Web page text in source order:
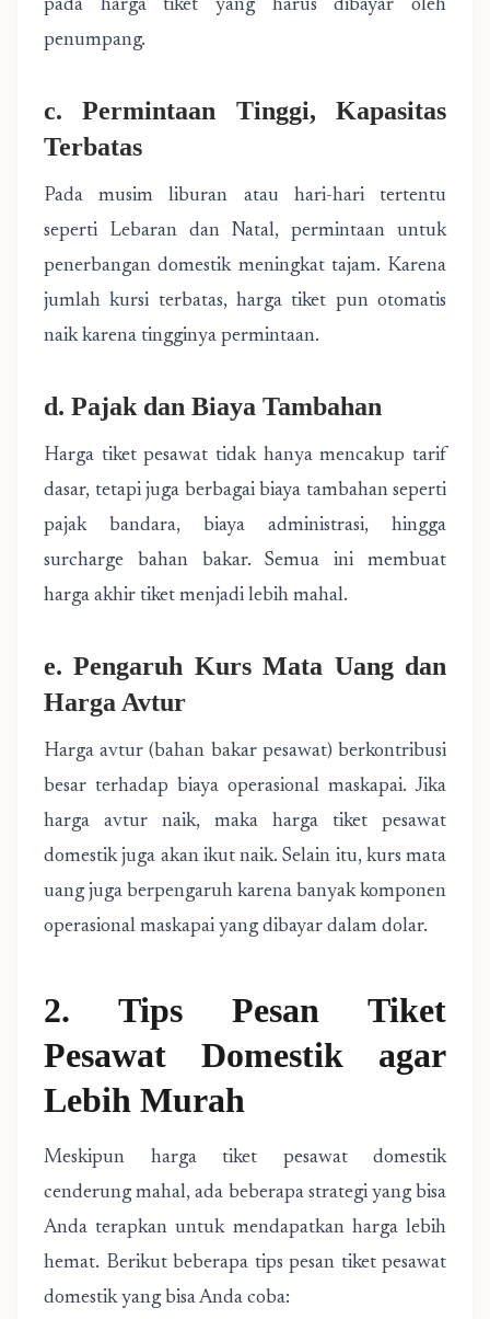
pada harga tiket yang harus dibayar oleh
penumpang.
c. Permintaan Tinggi, Kapasitas
Terbatas
Pada musim liburan atau hari-hari tertentu
seperti Lebaran dan Natal, permintaan untuk
penerbangan domestik meningkat tajam. Karena
jumlah kursi terbatas, harga tiket pun otomatis
naik karena tingginya permintaan.
d. Pajak dan Biaya Tambahan
Harga tiket pesawat tidak hanya mencakup tarif
dasar, tetapi juga berbagai biaya tambahan seperti
pajak bandara, biaya administrasi, hingga
surcharge bahan bakar. Semua ini membuat
harga akhir tiket menjadi lebih mahal.
e. Pengaruh Kurs Mata Uang dan
Harga Avtur
Harga avtur (bahan bakar pesawat) berkontribusi
besar terhadap biaya operasional maskapai. Jika
harga avtur naik, maka harga tiket pesawat
domestik juga akan ikut naik. Selain itu, kurs mata
uang juga berpengaruh karena banyak komponen
operasional maskapai yang dibayar dalam dolar.
2. Tips Pesan Tiket
Pesawat Domestik agar
Lebih Murah
Meskipun harga tiket pesawat domestik
cenderung mahal, ada beberapa strategi yang bisa
Anda terapkan untuk mendapatkan harga lebih
hemat. Berikut beberapa tips pesan tiket pesawat
domestik yang bisa Anda coba: